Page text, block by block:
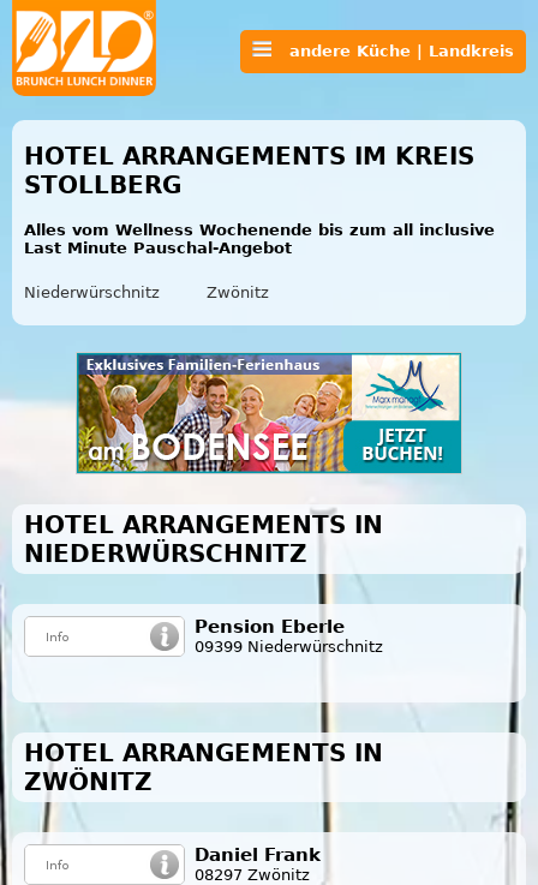
andere Küche | Landkreis
HOTEL ARRANGEMENTS IM KREIS
STOLLBERG
Alles vom Wellness Wochenende bis zum all inclusive
Last Minute Pauschal-Angebot
Niederwürschnitz Zwönitz
HOTEL ARRANGEMENTS IN
NIEDERWÜRSCHNITZ
Pension Eberle
09399 Niederwürschnitz
HOTEL ARRANGEMENTS IN
ZWÖNITZ
Daniel Frank
08297 Zwönitz